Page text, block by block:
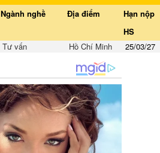
Ngành nghề Địa điểm
Hạn nộp
HS
Tư vấn Hồ Chí Minh 25/03/27